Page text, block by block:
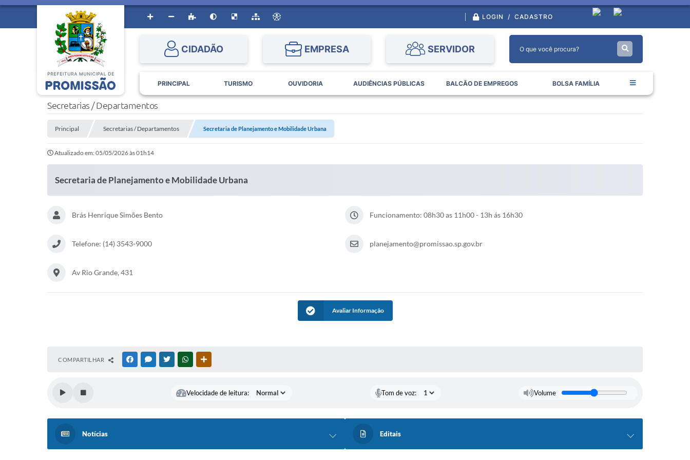
LOGIN / CADASTRO
CIDADÃO EMPRESA SERVIDOR
PRINCIPAL TURISMO OUVIDORIA AUDIÊNCIAS PÚBLICAS BALCÃO DE EMPREGOS BOLSA FAMÍLIA
Secretarias / Departamentos
Principal Secretarias / Departamentos Secretaria de Planejamento e Mobilidade Urbana
Atualizado em: 05/05/2026 às 01h14
Secretaria de Planejamento e Mobilidade Urbana
Brás Henrique Simões Bento Funcionamento: 08h30 as 11h00 - 13h ás 16h30
Telefone: (14) 3543-9000 planejamento@promissao.sp.gov.br
Av Rio Grande, 431
Avaliar Informação
COMPARTILHAR FACEBOOKMESSENGER
TWITTERWHATSAPP
Velocidade de leitura: Tom de voz: Volume
Notícias Editais